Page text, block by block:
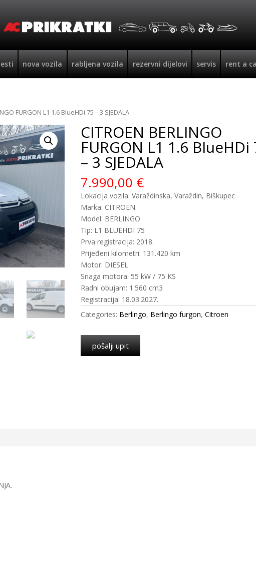
nova vozila rabljena vozila rezervni dijelovi servis rent a
FURGON L1 1.6 BlueHDi 75 – 3 SJEDALA
CITROEN BERLINGO
FURGON L1 1.6 BlueHDi
– 3 SJEDALA
7.990,00 €
Lokacija vozila: Varaždinska, Varaždin, Biškupec
Marka: CITROEN
Model: BERLINGO
Tip: L1 BLUEHDI 75
Prva registracija: 2018.
Prijeđeni kilometri: 131.420 km
Motor: DIESEL
Snaga motora: 55 kW / 75 KS
Radni obujam: 1.560 cm3
Registracija: 18.03.2027.
Categories: Berlingo, Berlingo furgon,Citroen
pošalji upit